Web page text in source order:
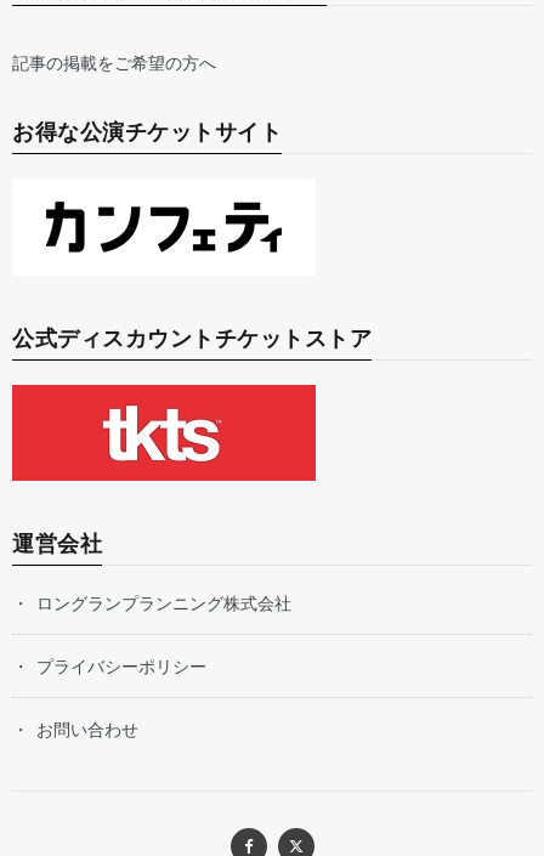
記事の掲載をご希望の方へ
お得な公演チケットサイト
公式ディスカウントチケットストア
運営会社
ロングランプランニング株式会社
プライバシーポリシー
お問い合わせ